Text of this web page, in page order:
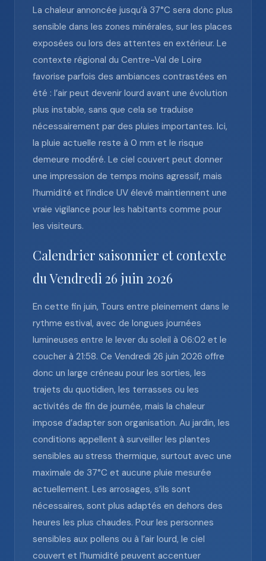
La chaleur annoncée jusqu’à 37°C sera donc plus
sensible dans les zones minérales, sur les places
exposées ou lors des attentes en extérieur. Le
contexte régional du Centre-Val de Loire
favorise parfois des ambiances contrastées en
été : l’air peut devenir lourd avant une évolution
plus instable, sans que cela se traduise
nécessairement par des pluies importantes. Ici,
la pluie actuelle reste à 0 mm et le risque
demeure modéré. Le ciel couvert peut donner
une impression de temps moins agressif, mais
l’humidité et l’indice UV élevé maintiennent une
vraie vigilance pour les habitants comme pour
les visiteurs.
Calendrier saisonnier et contexte
du Vendredi 26 juin 2026
En cette fin juin, Tours entre pleinement dans le
rythme estival, avec de longues journées
lumineuses entre le lever du soleil à 06:02 et le
coucher à 21:58. Ce Vendredi 26 juin 2026 offre
donc un large créneau pour les sorties, les
trajets du quotidien, les terrasses ou les
activités de fin de journée, mais la chaleur
impose d’adapter son organisation. Au jardin, les
conditions appellent à surveiller les plantes
sensibles au stress thermique, surtout avec une
maximale de 37°C et aucune pluie mesurée
actuellement. Les arrosages, s’ils sont
nécessaires, sont plus adaptés en dehors des
heures les plus chaudes. Pour les personnes
sensibles aux pollens ou à l’air lourd, le ciel
couvert et l’humidité peuvent accentuer